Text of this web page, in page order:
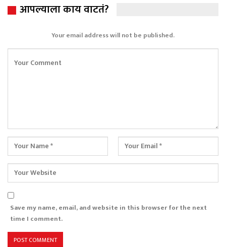
आपल्याला काय वाटतं?
Your email address will not be published.
Save my name, email, and website in this browser for the next
time I comment.